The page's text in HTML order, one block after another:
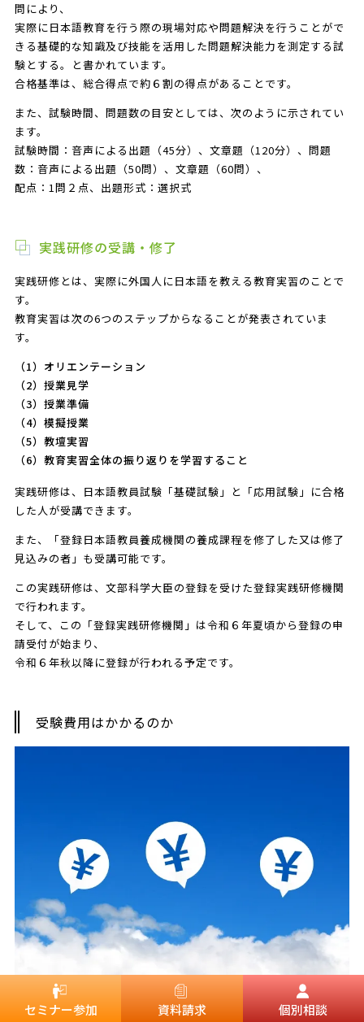
セミナー参加 資料請求 個別相談
問により、
実際に日本語教育を行う際の現場対応や問題解決を行うことがで
きる基礎的な知識及び技能を活用した問題解決能力を測定する試
験とする。と書かれています。
合格基準は、総合得点で約６割の得点があることです。
また、試験時間、問題数の目安としては、次のように示されてい
ます。
試験時間：音声による出題（45分）、文章題（120分）、問題
数：音声による出題（50問）、文章題（60問）、
配点：1問２点、出題形式：選択式
実践研修の受講・修了
実践研修とは、実際に外国人に日本語を教える教育実習のことで
す。
教育実習は次の6つのステップからなることが発表されていま
す。
（1）オリエンテーション
（2）授業見学
（3）授業準備
（4）模擬授業
（5）教壇実習
（6）教育実習全体の振り返りを学習すること
実践研修は、日本語教員試験「基礎試験」と「応用試験」に合格
した人が受講できます。
また、「登録日本語教員養成機関の養成課程を修了した又は修了
見込みの者」も受講可能です。
この実践研修は、文部科学大臣の登録を受けた登録実践研修機関
で行われます。
そして、この「登録実践研修機関」は令和６年夏頃から登録の申
請受付が始まり、
令和６年秋以降に登録が行われる予定です。
受験費用はかかるのか
受験費用の有無についても簡単に触れておきましょう。